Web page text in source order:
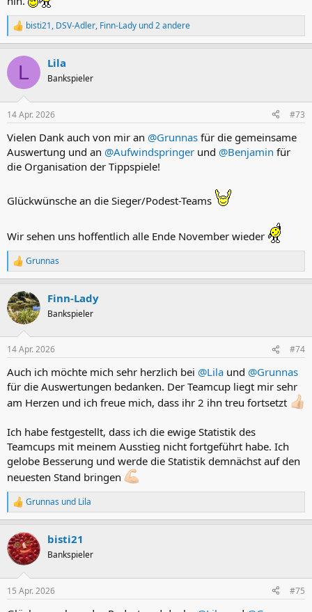
R
e
k
i
e
:
bisti21, DSV-Adler, Finn-Lady und 2 andere
L Lila
Bankspieler
14 Apr. 2026 #73
Vielen Dank auch von mir an @Grunnas für die gemeinsame
Auswertung und an @Aufwindspringer und @Benjamin für
die Organisation der Tippspiele!
Glückwünsche an die Sieger/Podest-Teams
Wir sehen uns hoffentlich alle Ende November wieder
R
e
k
t
i
e
:
Grunnas
Finn-Lady
Bankspieler
14 Apr. 2026 #74
Auch ich möchte mich sehr herzlich bei @Lila und @Grunnas
für die Auswertungen bedanken. Der Teamcup liegt mir sehr
am Herzen und ich freue mich, dass ihr 2 ihn treu fortsetzt
Ich habe festgestellt, dass ich die ewige Statistik des
Teamcups mit meinem Ausstieg nicht fortgeführt habe. Ich
gelobe Besserung und werde die Statistik demnächst auf den
neuesten Stand bringen
R
e
k
t
i
e
Grunnas und Lila
bisti21
Bankspieler
15 Apr. 2026 #75